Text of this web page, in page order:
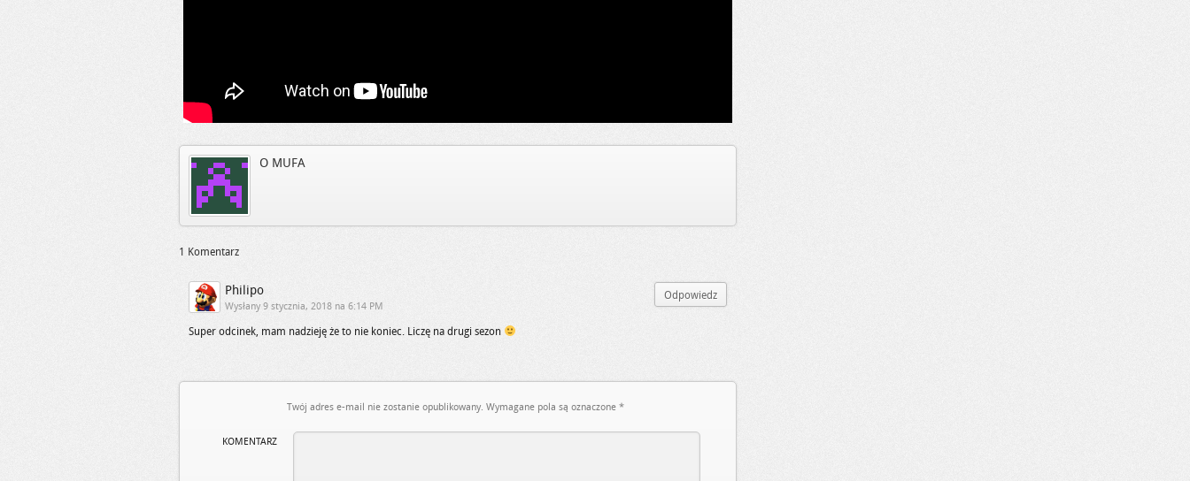
O MUFA
1 Komentarz
Odpowiedz
Philipo
Wysłany 9 stycznia, 2018 na 6:14 PM
Super odcinek, mam nadzieję że to nie koniec. Liczę na drugi sezon
Twój adres e-mail nie zostanie opublikowany. Wymagane pola są oznaczone *
KOMENTARZ